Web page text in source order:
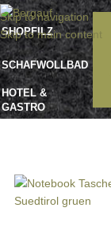
Skip to navigation
Skip to main content
SHOPFILZ
SCHAFWOLLBAD
HOTEL &
GASTRO